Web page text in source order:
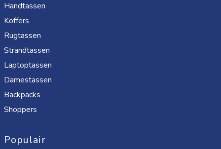
Handtassen
Koffers
Rugtassen
Strandtassen
Laptoptassen
Damestassen
Backpacks
Shoppers
Populair